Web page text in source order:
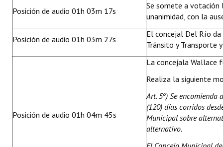
Posición de audio 01h 03m 17s
Se somete a votación
unanimidad, con la
Posición de audio 01h 03m 27s
El concejal Del Río
Tránsito y Transporte
Posición de audio 01h 04m 45s
La concejala Wallace
Realiza la siguiente
Art. 5º) Se
(120) días corridos
Municipal sobre
alternativo.